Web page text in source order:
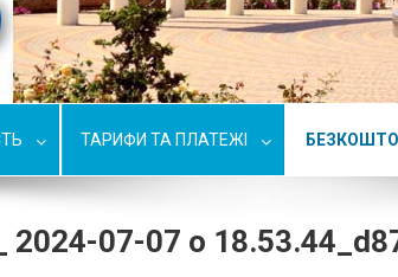
ТАРИФИ ТА ПЛАТЕЖІ
2024-07-07 о